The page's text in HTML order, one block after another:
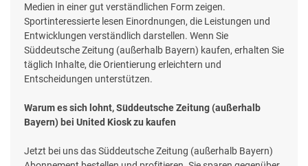
Medien in einer gut verständlichen Form zeigen.
Sportinteressierte lesen Einordnungen, die Leistungen und
Entwicklungen verständlich darstellen. Wenn Sie
Süddeutsche Zeitung (außerhalb Bayern) kaufen, erhalten Sie
täglich Inhalte, die Orientierung erleichtern und
Entscheidungen unterstützen.
Warum es sich lohnt, Süddeutsche Zeitung (außerhalb
Bayern) bei United Kiosk zu kaufen
Jetzt bei uns das Süddeutsche Zeitung (außerhalb Bayern)